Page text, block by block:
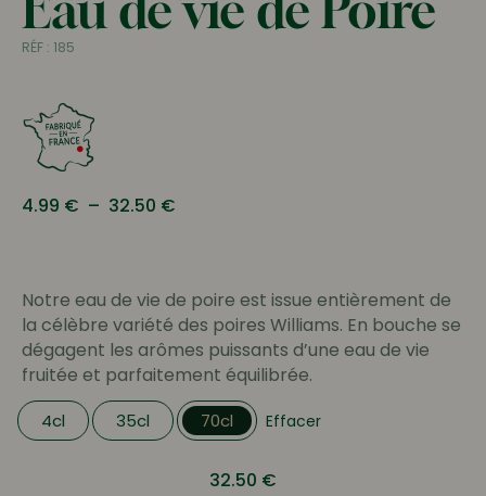
4.99 € – 32.50 €
4.99 €
à
32.50 €
Notre eau de vie de poire est issue entièrement de
la célèbre variété des poires Williams. En bouche se
dégagent les arômes puissants d’une eau de vie
fruitée et parfaitement équilibrée.
4cl 35cl 70cl Effacer
32.50 €
RÉF : 185